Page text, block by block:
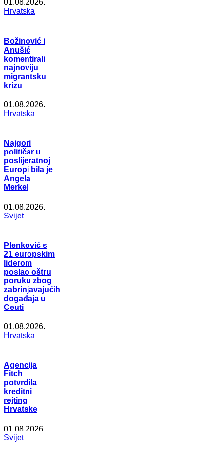
01.08.2026.
Hrvatska
Božinović i
Anušić
komentirali
najnoviju
migrantsku
krizu
01.08.2026.
Hrvatska
Najgori
političar u
poslijeratnoj
Europi bila je
Angela
Merkel
01.08.2026.
Svijet
Plenković s
21 europskim
liderom
poslao oštru
poruku zbog
zabrinjavajućih
događaja u
Ceuti
01.08.2026.
Hrvatska
Agencija
Fitch
potvrdila
kreditni
rejting
Hrvatske
01.08.2026.
Svijet